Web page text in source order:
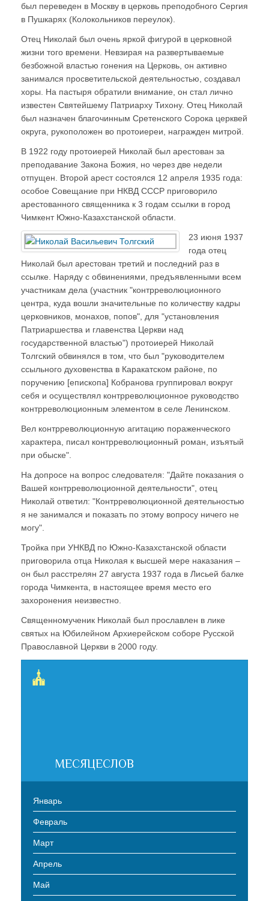
был переведен в Москву в церковь преподобного Сергия
в Пушкарях (Колокольников переулок).
Отец Николай был очень яркой фигурой в церковной
жизни того времени. Невзирая на развертываемые
безбожной властью гонения на Церковь, он активно
занимался просветительской деятельностью, создавал
хоры. На пастыря обратили внимание, он стал лично
известен Святейшему Патриарху Тихону. Отец Николай
был назначен благочинным Сретенского Сорока церквей
округа, рукоположен во протоиереи, награжден митрой.
В 1922 году протоиерей Николай был арестован за
преподавание Закона Божия, но через две недели
отпущен. Второй арест состоялся 12 апреля 1935 года:
особое Совещание при НКВД СССР приговорило
арестованного священника к 3 годам ссылки в город
Чимкент Южно-Казахстанской области.
23 июня 1937
года отец
Николай был арестован третий и последний раз в
ссылке. Наряду с обвинениями, предъявленными всем
участникам дела (участник "контрреволюционного
центра, куда вошли значительные по количеству кадры
церковников, монахов, попов", для "установления
Патриаршества и главенства Церкви над
государственной властью") протоиерей Николай
Толгский обвинялся в том, что был "руководителем
ссыльного духовенства в Каракатском районе, по
поручению [епископа] Кобранова группировал вокруг
себя и осуществлял контрреволюционное руководство
контрреволюционным элементом в селе Ленинском.
Вел контрреволюционную агитацию пораженческого
характера, писал контрреволюционный роман, изъятый
при обыске".
На допросе на вопрос следователя: "Дайте показания о
Вашей контрреволюционной деятельности", отец
Николай ответил: "Контрреволюционной деятельностью
я не занимался и показать по этому вопросу ничего не
могу".
Тройка при УНКВД по Южно-Казахстанской области
приговорила отца Николая к высшей мере наказания –
он был расстрелян 27 августа 1937 года в Лисьей балке
города Чимкента, в настоящее время место его
захоронения неизвестно.
Священномученик Николай был прославлен в лике
святых на Юбилейном Архиерейском соборе Русской
Православной Церкви в 2000 году.
МЕСЯЦЕСЛОВ
Январь
Февраль
Март
Апрель
Май